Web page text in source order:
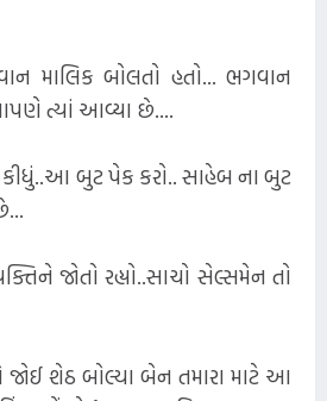
માલિક બોલતો હતો... ભગવાન
ત્યાં આવ્યા છે....
કીધું..આ બુટ પેક કરો.. સાહેબ ના બુટ
જોતો રહ્યો..સાચો સેલ્સમેન તો
જોઈ શેઠ બોલ્યા બેન તમારા માટે આ